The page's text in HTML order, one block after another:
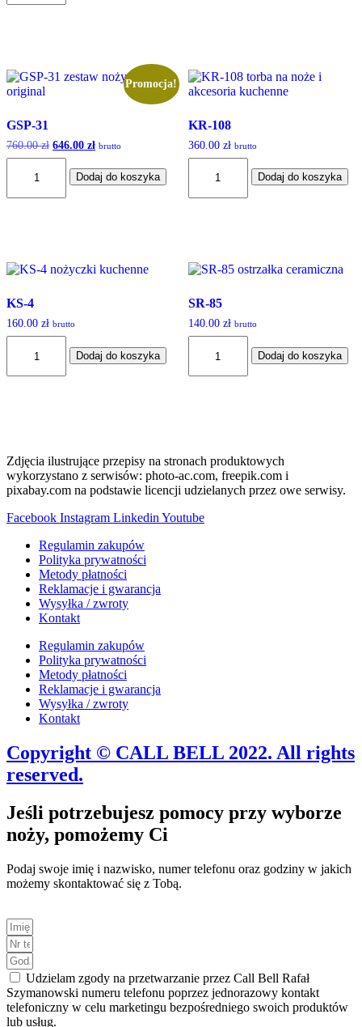
Promocja!
GSP-31
760.00zł Pierwotna
cena
wynosiła:
760.00 zł.
646.00 zł Aktualna
wynosi:
646.00 zł.
brutto
Dodaj do koszyka
KR-108
360.00 zł brutto
Dodaj do koszyka
KS-4
160.00 zł brutto
Dodaj do koszyka
SR-85
140.00 zł brutto
Dodaj do koszyka
Zdjęcia ilustrujące przepisy na stronach produktowych
wykorzystano z serwisów: photo-ac.com, freepik.com i
pixabay.com na podstawie licencji udzielanych przez owe serwisy.
Facebook Instagram Linkedin Youtube
Regulamin zakupów
Polityka prywatności
Metody płatności
Reklamacje i gwarancja
Wysyłka / zwroty
Kontakt
Regulamin zakupów
Polityka prywatności
Metody płatności
Reklamacje i gwarancja
Wysyłka / zwroty
Kontakt
Copyright © CALL BELL 2022. All rights
reserved.
Jeśli potrzebujesz pomocy przy wyborze
noży, pomożemy Ci
Podaj swoje imię i nazwisko, numer telefonu oraz godziny w jakich
możemy skontaktować się z Tobą.
Udzielam zgody na przetwarzanie przez Call Bell Rafał
Szymanowski numeru telefonu poprzez jednorazowy kontakt
telefoniczny w celu marketingu bezpośredniego swoich produktów
lub usług.